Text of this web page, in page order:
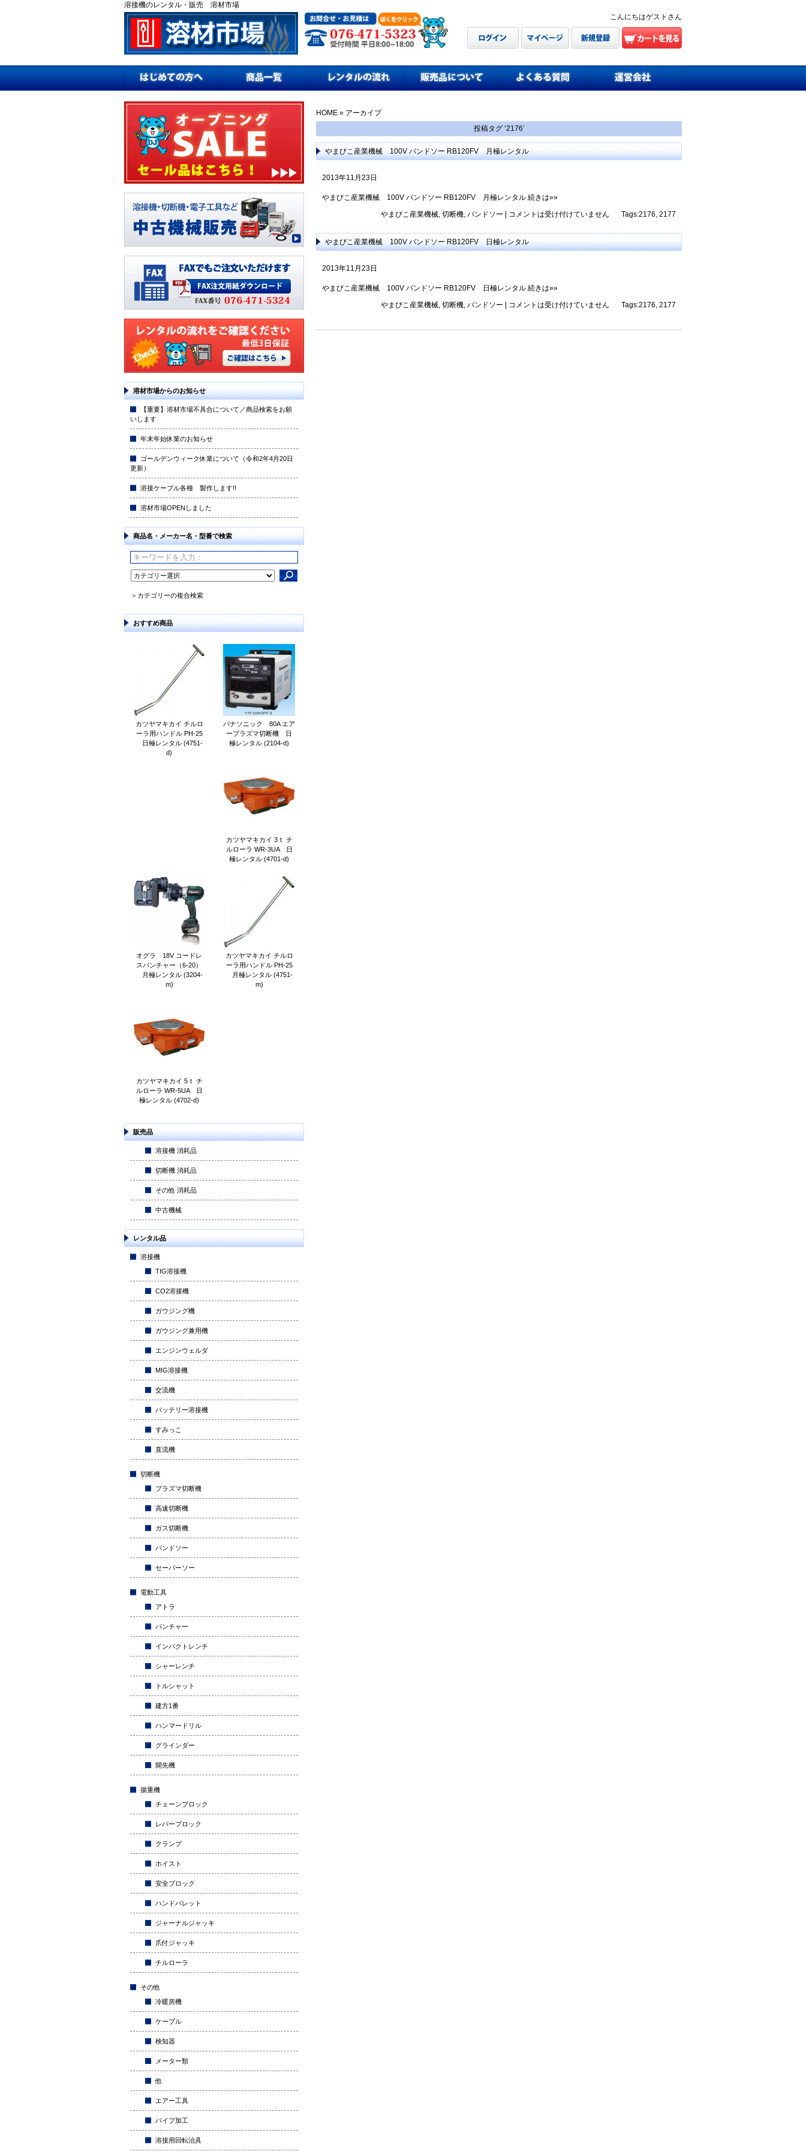
溶接機のレンタル・販売 溶材市場
こんにちはゲストさん
溶材市場からのお知らせ
【重要】溶材市場不具合について／商品検索をお願
いします
年末年始休業のお知らせ
ゴールデンウィーク休業について（令和2年4月20日
更新）
溶接ケーブル各種 製作します!!
溶材市場OPENしました
商品名・メーカー名・型番で検索
＞カテゴリーの複合検索
おすすめ商品
カツヤマキカイ チルロ
ーラ用ハンドル PH-25
日極レンタル (4751-
d)
パナソニック 80A エア
ープラズマ切断機 日
極レンタル (2104-d)
カツヤマキカイ 3ｔ チ
ルローラ WR-3UA 日
極レンタル (4701-d)
オグラ 18V コードレ
スパンチャー（6-20）
月極レンタル (3204-
m)
カツヤマキカイ チルロ
ーラ用ハンドル PH-25
月極レンタル (4751-
m)
カツヤマキカイ 5ｔ チ
ルローラ WR-5UA 日
極レンタル (4702-d)
販売品
溶接機 消耗品
切断機 消耗品
その他 消耗品
中古機械
レンタル品
溶接機
TIG溶接機
CO2溶接機
ガウジング機
ガウジング兼用機
エンジンウェルダ
MIG溶接機
交流機
バッテリー溶接機
すみっこ
直流機
切断機
プラズマ切断機
高速切断機
ガス切断機
バンドソー
セーバーソー
電動工具
アトラ
パンチャー
インパクトレンチ
シャーレンチ
トルシャット
建方1番
ハンマードリル
グラインダー
開先機
揚重機
チェーンブロック
レバーブロック
クランプ
ホイスト
安全ブロック
ハンドパレット
ジャーナルジャッキ
爪付ジャッキ
チルローラ
その他
冷暖房機
ケーブル
検知器
メーター類
他
エアー工具
パイプ加工
溶接用回転治具
HOME » アーカイブ
投稿タグ ‘2176’
やまびこ産業機械 100V バンドソー RB120FV 月極レンタル
2013年11月23日
やまびこ産業機械 100V バンドソー RB120FV 月極レンタル 続きは»»
Tags:2176, 2177
やまびこ産業機械, 切断機, バンドソー コメントは受け付けていません
やまびこ産業機械 100V バンドソー RB120FV 日極レンタル
2013年11月23日
やまびこ産業機械 100V バンドソー RB120FV 日極レンタル 続きは»»
Tags:2176, 2177
やまびこ産業機械, 切断機, バンドソー コメントは受け付けていません